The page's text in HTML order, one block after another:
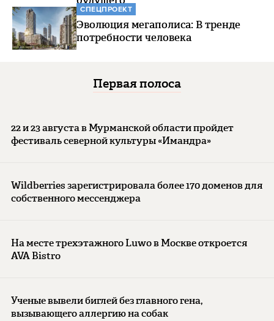
СПЕЦПРОЕКТ
Эволюция мегаполиса: В тренде
потребности человека
Первая полоса
22 и 23 августа в Мурманской области пройдет
фестиваль северной культуры «Имандра»
Wildberries зарегистрировала более 170 доменов для
собственного мессенджера
На месте трехэтажного Luwo в Москве откроется
AVA Bistro
Ученые вывели биглей без главного гена,
вызывающего аллергию на собак